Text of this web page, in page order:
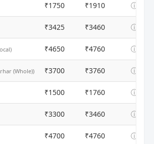
₹1750 ₹1910 ⓘ
₹3425 ₹3460 ⓘ
₹4650 ₹4760 ⓘ
(Whole)) ₹3700 ₹3760 ⓘ
₹1500 ₹1760 ⓘ
₹3300 ₹3460 ⓘ
₹4700 ₹4760 ⓘ